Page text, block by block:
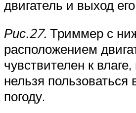
двигатель и выход
Рис.27. Триммер с
расположением
чувствителен к
нельзя
погоду.